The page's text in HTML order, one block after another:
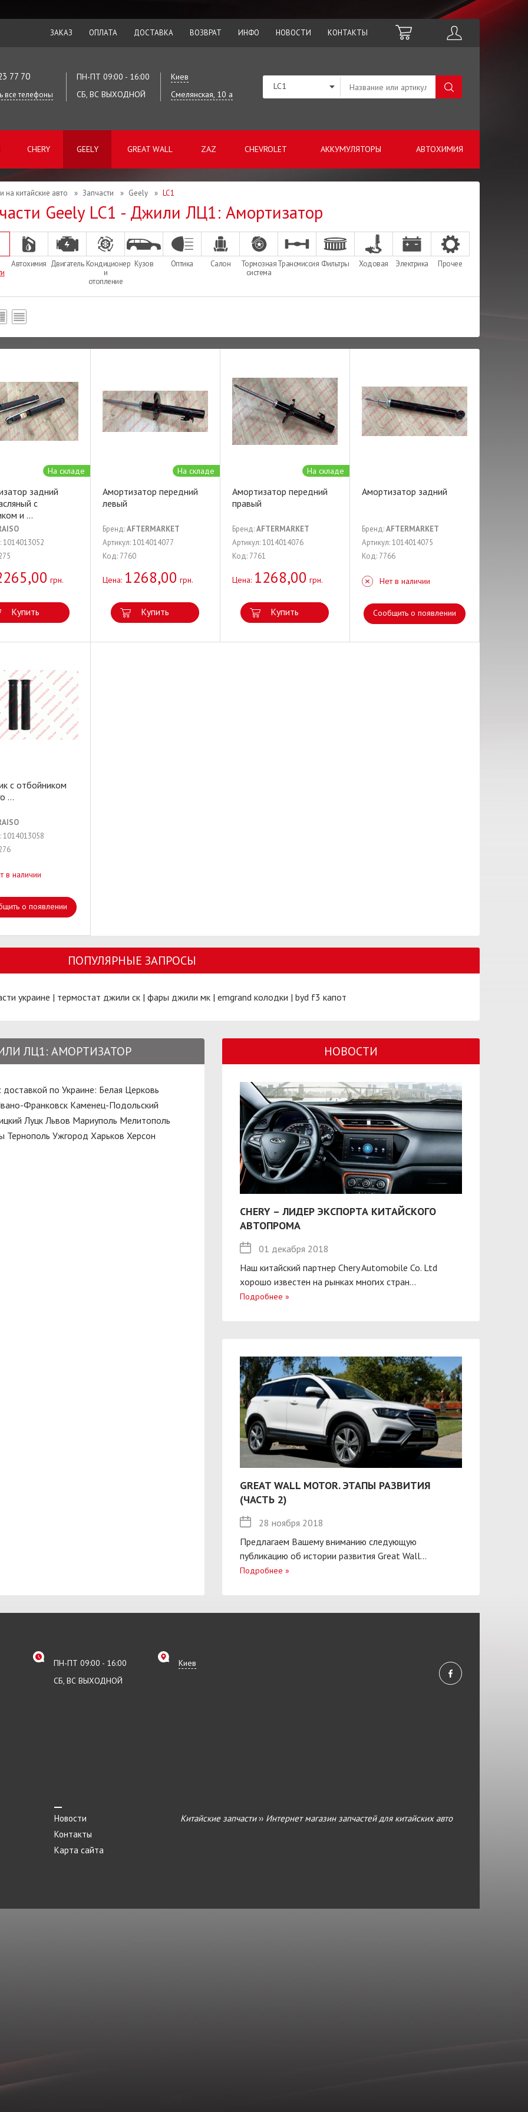
ЗАКАЗ ОПЛАТА ДОСТАВКА ВОЗВРАТ ИНФО НОВОСТИ КОНТАКТЫ
77 70
все телефоны
ПН-ПТ 09:00 - 16:00
СБ, ВС ВЫХОДНОЙ
Киев
Смелянская, 10 а
CHERY GEELY GREAT WALL ZAZ CHEVROLET АККУМУЛЯТОРЫ АВТОХИМИЯ
LC1
на китайские авто » Запчасти » Geely » LC1
Geely LC1 - Джили ЛЦ1: Амортизатор
Автохимия Двигатель Кондиционер
и
отопление
Кузов Оптика Салон
Тормозная
система
Трансмиссия Фильтры Ходовая Электрика Прочее
На складе
задний
с
и ...
1014013052
грн.
Купить
На складе
Амортизатор передний
левый
Бренд:AFTERMARKET
Артикул: 1014014077
Код: 7760
Цена: 1268,00 грн.
Купить
На складе
Амортизатор передний
правый
Бренд:AFTERMARKET
Артикул: 1014014076
Код: 7761
Цена: 1268,00 грн.
Купить
Амортизатор задний
Бренд:AFTERMARKET
Артикул: 1014014075
Код: 7766
Нет в наличии
Сообщить о появлении
с отбойником
...
1014013058
в наличии
о появлении
ПОПУЛЯРНЫЕ ЗАПРОСЫ
украине | термостат джили ск | фары джили мк | emgrand колодки | byd f3 капот
ЛЦ1: АМОРТИЗАТОР
по Украине: Белая Церковь
Франковск Каменец-Подольский
Луцк Львов Мариуполь Мелитополь
Тернополь Ужгород Харьков Херсон
НОВОСТИ
CHERY – ЛИДЕР ЭКСПОРТА КИТАЙСКОГО
АВТОПРОМА
01 декабря 2018
Наш китайский партнер Chery Automobile Co. Ltd
хорошо известен на рынках многих стран...
Подробнее »
GREAT WALL MOTOR. ЭТАПЫ РАЗВИТИЯ
(ЧАСТЬ 2)
28 ноября 2018
Предлагаем Вашему вниманию следующую
публикацию об истории развития Great Wall...
Подробнее »
ПН-ПТ 09:00 - 16:00
СБ, ВС ВЫХОДНОЙ
Киев
Новости
Контакты
Карта сайта
Китайские запчасти›› Интернет магазин запчастей для китайских авто